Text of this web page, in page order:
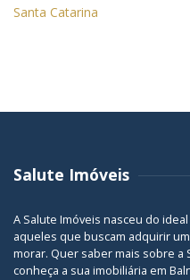
Santa Catarina
Salute Imóveis
A Salute Imóveis nasceu do
aqueles que buscam adquirir
morar. Quer saber mais sobre a
conheça a sua imobiliária em